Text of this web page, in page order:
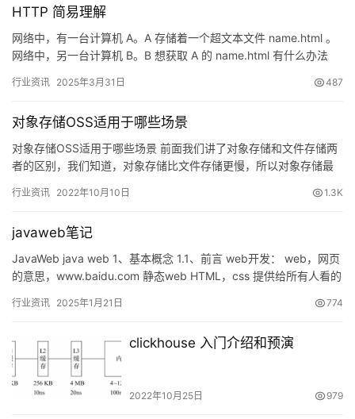
HTTP 简易理解
网络中，有一台计算机 A。A 存储着一个超文本文件 name.html 。
网络中，另一台计算机 B。B 想获取 A 的 name.html 有什么办法
行业资讯 2025年3月31日 487
对象存储OSS适用于哪些场景
对象存储OSS适用于哪些场景 前面我们讲了对象存储和文件存储两
者的区别，我们知道，对象存储比文件存储更慢，所以对象存储最
行业资讯 2022年10月10日 1.3K
javaweb笔记
JavaWeb java web 1、基本概念 1.1、前言 web开发： web，网页
的意思，www.baidu.com 静态web HTML，css 提供给所有人看的
行业资讯 2025年1月21日 774
clickhouse 入门介绍和预演
2022年10月25日 979